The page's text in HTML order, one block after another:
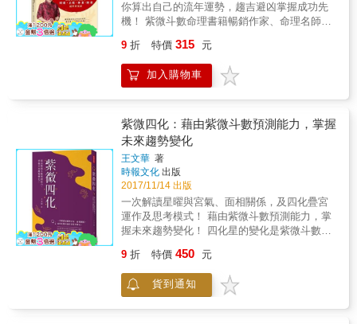
你算出自己的流年運勢，趨吉避凶掌握成功先
機！ 紫微斗數命理書籍暢銷作家、命理名師──
理論、實用兼具的特色，除了打破紫微斗數是
門深似的迷思，讓你輕鬆認識紫微斗數，同時
為12個不同宮位立命的讀者們，依序分析2018
於掌握、運用宇宙能量賦予你的加持，能夠趨
吉避凶，知所進退的話，必然會好運旺旺來，
有一個順利的來年！ 〈要好運～解讀你的2018
年天機密碼〉 所謂十年風水輪流轉，但是十年
太長，每隔三年就有一個轉運契機，從2016年
到2018年剛好是一個小循環的收尾，整體經濟
因政治環境的紛擾以及政策不明確，仍處在動
盪多變的局面。 ◆解讀1 在命理學上的流年運
勢，是指在人生的運途上，每一年可能遭遇的
吉凶與順逆，而判斷運勢的吉凶與否，就是利
年天干的四化星飛入你本命的哪些宮位，會催
動這些宮位中哪顆星曜變化，再配合宮中星曜
對比的強弱、吉星與凶星數量的多寡，來判斷
9 折 特價 315 元
加入購物車
紫微四化：藉由紫微斗數預測能力，掌握
未來趨勢變化
王文華 著
時報文化 出版
2017/11/14 出版
一次解讀星曜與宮氣、面相關係，及四化疊宮
運作及思考模式！ 藉由紫微斗數預測能力，掌
握未來趨勢變化！ 四化星的變化是紫微斗數很
方法。 本書點破四化的學習盲點，讓你按圖索
驥，深入淺出一窺堂奧。 輕鬆上手，讀出命盤
祕密！ 「命」&times;先天潛能培養＋「運」
9 折 特價 450 元
貨到通知